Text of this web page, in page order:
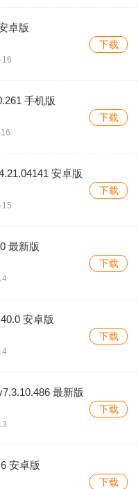
卓版
16
下载
手机版
下载
安卓版
15
下载
最新版
下载
安卓版
下载
最新版
下载
安卓版
下载